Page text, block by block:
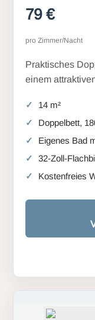
79 €
pro Zimmer/Nacht
Praktisches
einem
14 m²
Doppelbett,
Eigenes Bad
32-Zoll-
Kostenfreies